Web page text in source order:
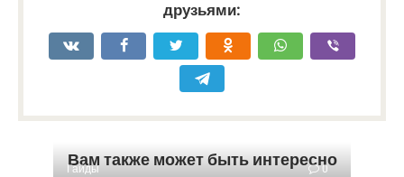
друзьями:
Вам также может быть интересно
Гайды 0